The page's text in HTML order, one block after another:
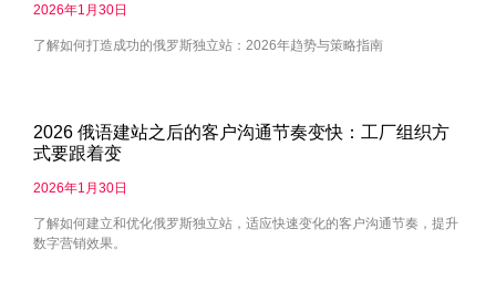
2026年1月30日
了解如何打造成功的俄罗斯独立站：2026年趋势与策略指南
2026 俄语建站之后的客户沟通节奏变快：工厂组织方
式要跟着变
2026年1月30日
了解如何建立和优化俄罗斯独立站，适应快速变化的客户沟通节奏，提升
数字营销效果。